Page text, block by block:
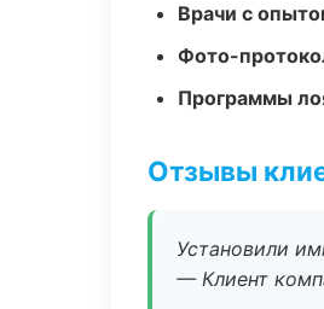
Врачи с
Фото-
Программы
Отзывы
Установили
— Клиент